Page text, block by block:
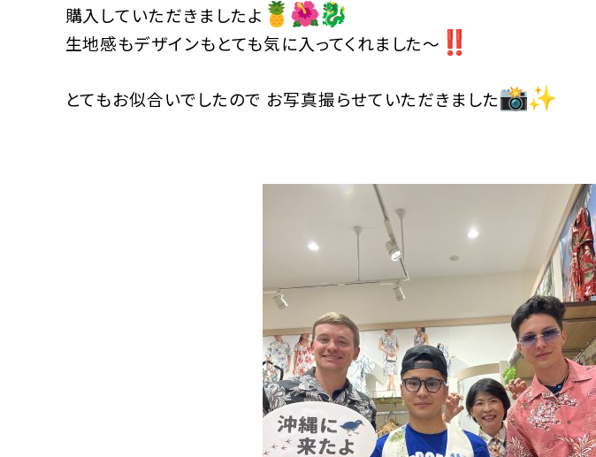
購入していただきましたよ
生地感もデザインもとても気に入ってくれました〜
とてもお似合いでしたので お写真撮らせていただきました